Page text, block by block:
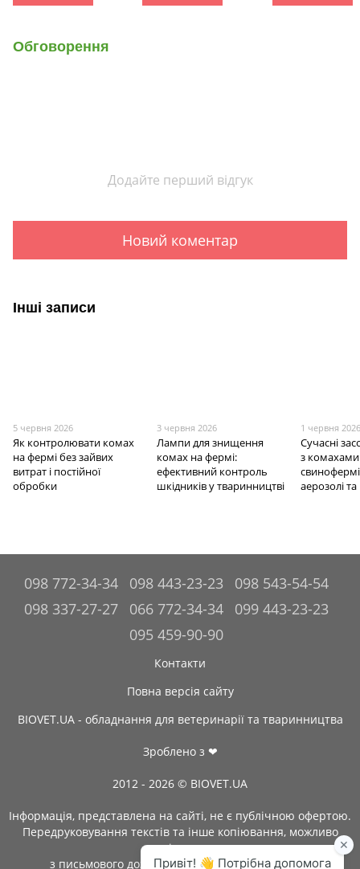
Обговорення
Додайте перший відгук
Новий коментар
Інші записи
5 червня 2026
Як контролювати комах
на фермі без зайвих
витрат і постійної
обробки
3 червня 2026
Лампи для знищення
комах на фермі:
ефективний контроль
шкідників у тваринництві
1 червня
Сучасні
з
аерозолі
098 772-34-34 098 443-23-23
098 543-54-54
098 337-27-27
066 772-34-34
099 443-23-23
095 459-90-90
Контакти
Повна версія сайту
BIOVET.UA - обладнання для ветеринарії та тваринництва
Зроблено з ❤
2012 - 2026 © BIOVET.UA
Інформація, представлена на сайті, не є публічною офертою.
Передруковування текстів та інше копіювання, можливо
тільки
з письмового дозволу адміністрації BIOVET.UA.